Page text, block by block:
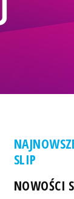
SLIP
NOWOŚCI